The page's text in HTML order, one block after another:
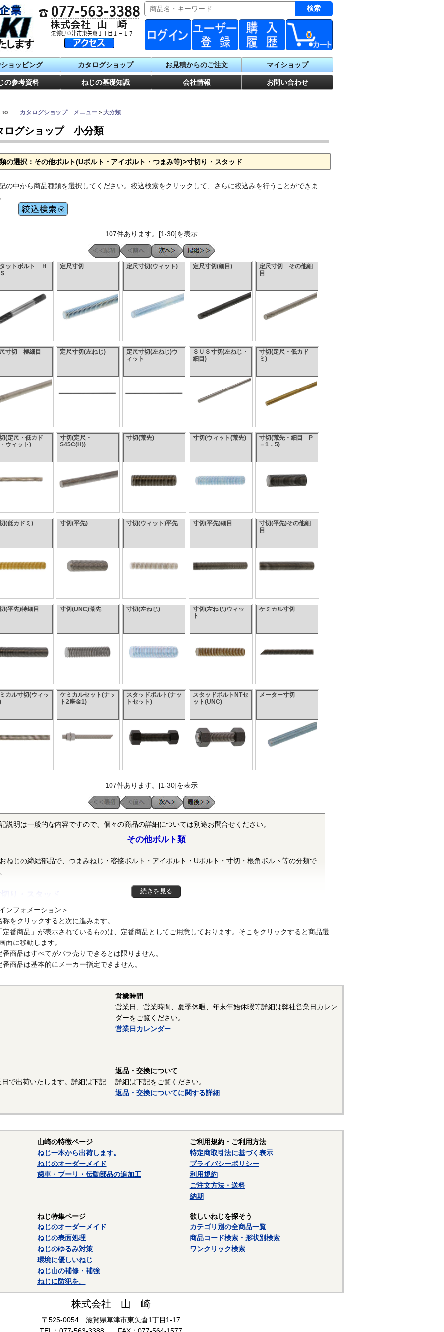
0
ョッピング カタログショップ お見積からのご注文 マイショップ
の参考資料 ねじの基礎知識 会社情報 お問い合わせ
to カタログショップ メニュー ＞大分類
ログショップ 小分類
の選択：その他ボルト(Uボルト・アイボルト・つまみ等)>寸切り・スタッド
の中から商品種類を選択してください。絞込検索をクリックして、さらに絞込みを行うことができま
107件あります。[1-30]を表示
ットボルト Ｈ
定尺寸切 定尺寸切(ウィット) 定尺寸切(細目)
定尺寸切 その他細
目
寸切 極細目 定尺寸切(左ねじ)
定尺寸切(左ねじ)ウ
ィット
ＳＵＳ寸切(左ねじ・
細目)
寸切(定尺・低カド
ミ)
(定尺・低カド
ウィット)
寸切(定尺・
S45C(H))
寸切(荒先) 寸切(ウィット(荒先)
寸切(荒先・細目 P
＝1．5)
(低カドミ) 寸切(平先) 寸切(ウィット)平先 寸切(平先)細目
寸切(平先)その他細
目
(平先)特細目 寸切(UNC)荒先 寸切(左ねじ)
寸切(左ねじ)ウィッ
ト
ケミカル寸切
カル寸切(ウィッ
ケミカルセット(ナッ
ト2座金1)
スタッドボルト(ナッ
トセット)
スタッドボルトNTセ
ット(UNC)
メーター寸切
107件あります。[1-30]を表示
説明は一般的な内容ですので、個々の商品の詳細については別途お問合せください。
その他ボルト類
おねじの締結部品で、つまみねじ・溶接ボルト・アイボルト・Uボルト・寸切・根角ボルト等の分類で
徴
寸切り：頭部がなく全長がすべてねじ部になっているボルトです。長ねじボルト、全ねじとも言われま
現場で必要な長さに切って使用することもあります。天井から機器、機材を吊るすときに使用される
もあります。長ナットで寸切同志を継ぎ足すこともあります。
スタッドボルト：植込みボルトという場合もあります。頭部がないねじで、両側からねじが切られてい
れるボルトです。通常は抜けにくくするために、植込み側のおねじ有効径の寸法許容差はメートル並目
続きを見る
ンフォメーション＞
称をクリックすると次に進みます。
定番商品」が表示されているものは、定番商品としてご用意しております。そこをクリックすると商品選
面に移動します。
番商品はすべてがバラ売りできるとは限りません。
番商品は基本的にメーカー指定できません。
営業時間
営業日、営業時間、夏季休暇、年末年始休暇等詳細は弊社営業日カレン
ダーをご覧ください。
営業日カレンダー
で出荷いたします。詳細は下記
返品・交換について
詳細は下記をご覧ください。
返品・交換についてに関する詳細
山崎の特徴ページ
ねじ一本から出荷します。
ねじのオーダーメイド
歯車・プーリ・伝動部品の追加工
ご利用規約・ご利用方法
特定商取引法に基づく表示
プライバシーポリシー
利用規約
ご注文方法・送料
納期
ねじ特集ページ
ねじのオーダーメイド
ねじの表面処理
ねじのゆるみ対策
環境に優しいねじ
ねじ山の補修・補強
ねじに防犯を。
欲しいねじを探そう
カテゴリ別の全商品一覧
商品コード検索・形状別検索
ワンクリック検索
株式会社 山 崎
〒525-0054 滋賀県草津市東矢倉1丁目1-17
TEL：077-563-3388 FAX：077-564-1577